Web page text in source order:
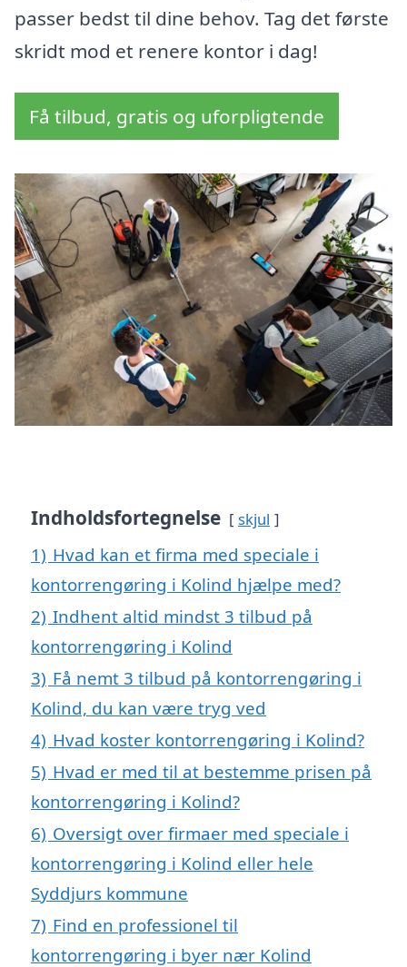
passer bedst til dine behov. Tag det første
skridt mod et renere kontor i dag!
Få tilbud, gratis og uforpligtende
Indholdsfortegnelse skjul
1) Hvad kan et firma med speciale i
kontorrengøring i Kolind hjælpe med?
2) Indhent altid mindst 3 tilbud på
kontorrengøring i Kolind
3) Få nemt 3 tilbud på kontorrengøring i
Kolind, du kan være tryg ved
4) Hvad koster kontorrengøring i Kolind?
5) Hvad er med til at bestemme prisen på
kontorrengøring i Kolind?
6) Oversigt over firmaer med speciale i
kontorrengøring i Kolind eller hele
Syddjurs kommune
7) Find en professionel til
kontorrengøring i byer nær Kolind